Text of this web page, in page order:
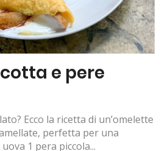
e pere
Ecco la ricetta di un’omelette
perfetta per una
1 pera piccola...